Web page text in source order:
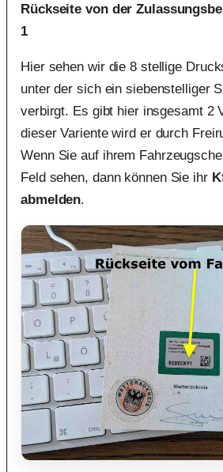
Rückseite von der
1
Hier sehen wir die 8 stellige
unter der sich ein siebenstelliger
verbirgt. Es gibt hier insgesamt 2
dieser Variente wird er durch
Wenn Sie auf ihrem
Feld sehen, dann können Sie ihr
abmelden.